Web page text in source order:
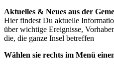
Aktuelles & Neues aus der
Hier findest Du aktuelle
über wichtige Ereignisse,
die, die ganze Insel betreffen
Wählen sie rechts im Menü